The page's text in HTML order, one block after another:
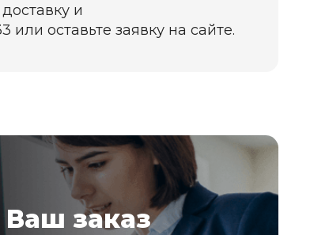
и
оставьте заявку на сайте.
заказ